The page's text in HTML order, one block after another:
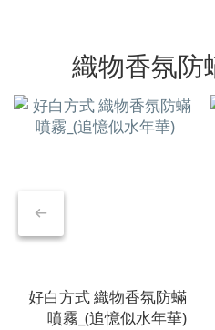
織物香氛防
好白方式 織物香氛防蟎
噴霧_(追憶似水年華)